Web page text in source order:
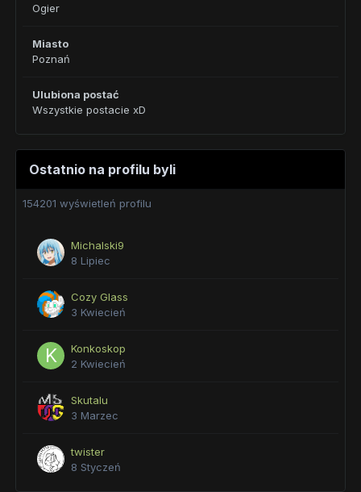
Ogier
Miasto
Poznań
Ulubiona postać
Wszystkie postacie xD
Ostatnio na profilu byli
154201 wyświetleń profilu
Michalski9
8 Lipiec
Cozy Glass
3 Kwiecień
Konkoskop
2 Kwiecień
Skutalu
3 Marzec
twister
8 Styczeń